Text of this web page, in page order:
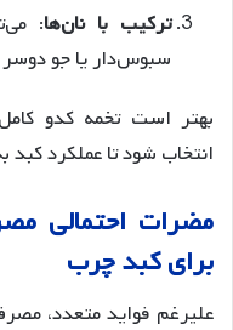
ترکیب با نانها:
سبوس‌دار یا جو دوسر
بهتر است تخمه کدو
انتخاب شود تا عملکرد
مضرات احتمالی
برایکبدچرب
علیرغم فواید متعدد،